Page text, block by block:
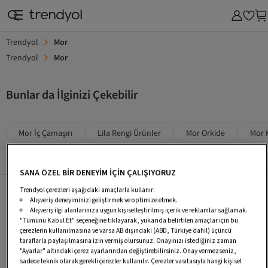
Trendyol
Mor
Trendyol
Mor
Bunlar da İlginizi Çekebilir
Mor İç Çamaşırı Lila Rengi Ürünler Mor Orkide Mor
Mor İç Çamaşırı Lila Rengi Ürünler
Mor Külotlu Çorap
Mor Crop Bluz
Koyu Mor Elbise
Mor Elbise Günlük
Mor Boğazlı Kazak
Lila Kazak
Lila Bluz
T-Shirt Mor T-Shirt
Regular Mor T-Shirt
SANA ÖZEL BİR DENEYİM İÇİN ÇALIŞIYORUZ
Trendyol çerezleri aşağıdaki amaçlarla kullanır:
Alışveriş deneyiminizi geliştirmek ve optimize etmek.
Alışveriş ilgi alanlarınıza uygun kişiselleştirilmiş içerik ve reklamlar sağlamak.
"Tümünü Kabul Et" seçeneğine tıklayarak, yukarıda belirtilen amaçlar için bu
çerezlerin kullanılmasına ve varsa AB dışındaki (ABD, Türkiye dahil) üçüncü
taraflarla paylaşılmasına izin vermiş olursunuz. Onayınızı istediğiniz zaman
"Ayarlar" altındaki çerez ayarlarından değiştirebilirsiniz. Onay vermezseniz,
sadece teknik olarak gerekli çerezler kullanılır. Çerezler vasıtasıyla hangi kişisel